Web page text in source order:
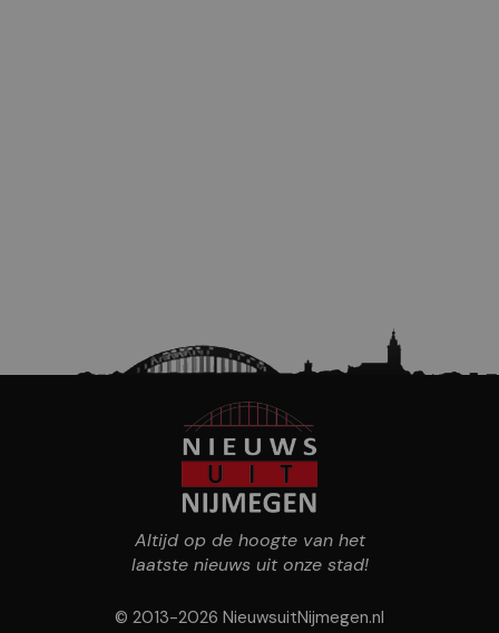
Altijd op de hoogte van het
laatste nieuws uit onze stad!
© 2013-2026 NieuwsuitNijmegen.nl